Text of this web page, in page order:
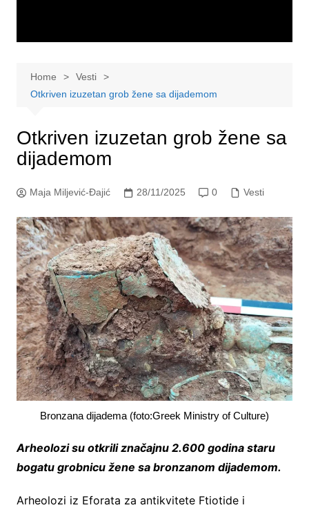
Home
Vesti
Otkriven izuzetan grob žene sa dijademom
Otkriven izuzetan grob žene sa
dijademom
Maja Miljević-Đajić 28/11/2025 0 Vesti
Bronzana dijadema (foto:Greek Ministry of Culture)
Arheolozi su otkrili značajnu 2.600 godina staru
bogatu grobnicu žene sa bronzanom dijademom.
Arheolozi iz Eforata za antikvitete Ftiotide i